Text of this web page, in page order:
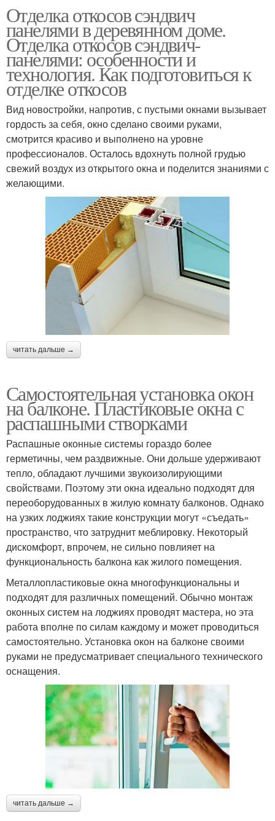
Отделка откосов сэндвич
панелями в деревянном доме.
Отделка откосов сэндвич-
панелями: особенности и
технология. Как подготовиться к
отделке откосов
Вид новостройки, напротив, с пустыми окнами вызывает
гордость за себя, окно сделано своими руками,
смотрится красиво и выполнено на уровне
профессионалов. Осталось вдохнуть полной грудью
свежий воздух из открытого окна и поделится знаниями с
желающими.
читать дальше →
Самостоятельная установка окон
на балконе. Пластиковые окна с
распашными створками
Распашные оконные системы гораздо более
герметичны, чем раздвижные. Они дольше удерживают
тепло, обладают лучшими звукоизолирующими
свойствами. Поэтому эти окна идеально подходят для
переоборудованных в жилую комнату балконов. Однако
на узких лоджиях такие конструкции могут «съедать»
пространство, что затруднит меблировку. Некоторый
дискомфорт, впрочем, не сильно повлияет на
функциональность балкона как жилого помещения.
Металлопластиковые окна многофункциональны и
подходят для различных помещений. Обычно монтаж
оконных систем на лоджиях проводят мастера, но эта
работа вполне по силам каждому и может проводиться
самостоятельно. Установка окон на балконе своими
руками не предусматривает специального технического
оснащения.
читать дальше →